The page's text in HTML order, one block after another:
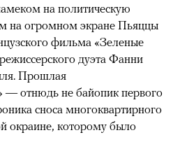
на политическую
на огромном экране Пьяццы
фильма «Зеленые
дуэта Фанни
Прошлая
— отнюдь не байопик первого
сноса многоквартирного
окраине, которому было